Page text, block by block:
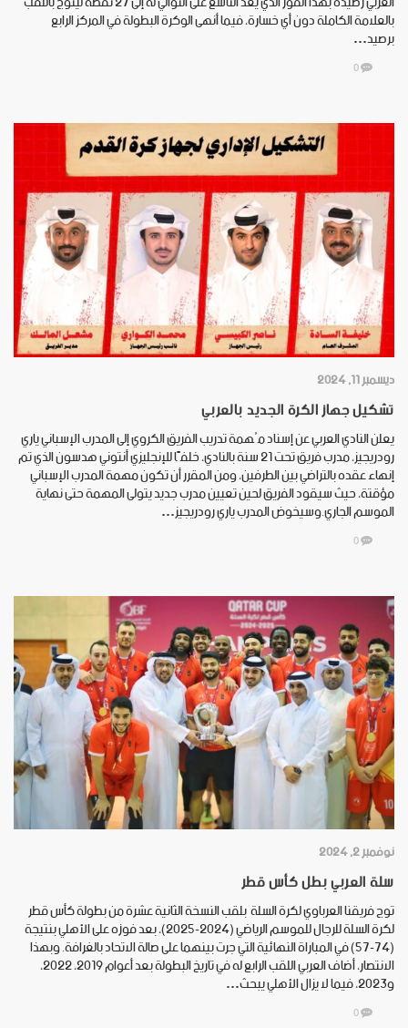
بالعلامة الكاملة دون أي خسارة، فيما أنهى الوكرة البطولة في المركز الرابع
برصيد…
0
ديسمبر 11, 2024
تشكيل جهاز الكرة الجديد بالعربي
يعلن النادي العربي عن إسناد مُهمة تدريب الفريق الكروي إلى المدرب الإسباني ياري
رودريجيز، مدرب فريق تحت 21 سنة بالنادي، خلفًا للإنجليزي أنتوني هدسون الذي تم
إنهاء عقده بالتراضي بين الطرفين، ومن المقرر أن تكون مهمة المدرب الإسباني
مؤقتة، حيث سيقود الفريق لحين تعيين مدرب جديد يتولى المهمة حتى نهاية
الموسم الجاري.وسيخوض المدرب ياري رودريجيز…
0
نوفمبر 2, 2024
سلة العربي بطل كأس قطر
توج فريقنا العرباوي لكرة السلة بلقب النسخة الثانية عشرة من بطولة كأس قطر
لكرة السلة للرجال للموسم الرياضي (2024-2025)، بعد فوزه على الأهلي بنتيجة
(74-57) في المباراة النهائية التي جرت بينهما على صالة الاتحاد بالغرافة. وبهذا
الانتصار، أضاف العربي اللقب الرابع له في تاريخ البطولة بعد أعوام 2019، 2022،
و2023، فيما لا يزال الأهلي يبحث…
0